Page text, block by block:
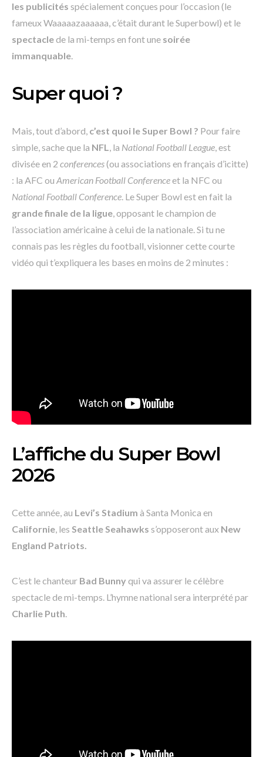
les publicités spécialement conçues pour l’occasion (le
fameux Waaaaazaaaaaa, c’était durant le Superbowl) et le
spectaclede la mi-temps en font une soirée
immanquable.
Super quoi ?
Mais, tout d’abord, c’est quoi le Super Bowl ? Pour faire
simple, sache que la NFL, la National Football League, est
divisée en 2 conferences(ou associations en français d’icitte)
: la AFC ou American Football Conferenceet la NFC ou
National Football Conference. Le Super Bowl est en fait la
grande finale de la ligue, opposant le champion de
l’association américaine à celui de la nationale. Si tu ne
connais pas les règles du football, visionner cette courte
vidéo qui t’expliquera les bases en moins de 2 minutes :
L’affiche du Super Bowl
2026
Cette année, au Levi’s Stadium à Santa Monica en
Californie , les Seattle Seahawks s’opposeront aux New
England Patriots.
C’est le chanteur Bad Bunny qui va assurer le célèbre
spectacle de mi-temps . L’hymne national sera interprété par
Charlie Puth